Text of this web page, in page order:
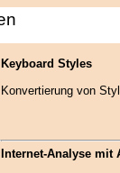
Keyboard Styles
Konvertierung von
Internet-Analyse mit